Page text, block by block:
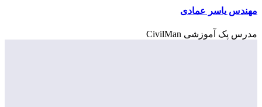
مهندس یاسر عمادی
مدرس پک آموزشی CivilMan